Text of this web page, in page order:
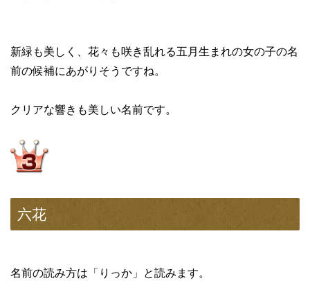
新緑も美しく、花々も咲き乱れる五月生まれの女の子の名
前の候補にあがりそうですね。
クリアな響きも美しい名前です。
六花
名前の読み方は「りっか」と読みます。